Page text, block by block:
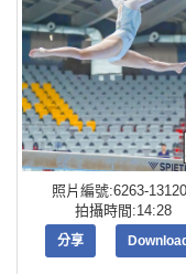
照片編號:6263-
拍攝時間:14:28
分享 Download